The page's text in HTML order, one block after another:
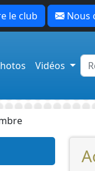
le club Nous
Vidéos